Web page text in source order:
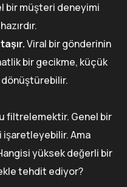
bir müşteri deneyimi
Viral bir gönderinin
bir gecikme, küçük
dönüştürebilir.
filtrelemektir. Genel bir
işaretleyebilir. Ama
yüksek değerli bir
tehdit ediyor?